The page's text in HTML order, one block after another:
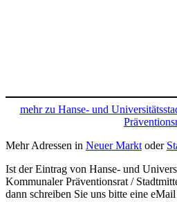
mehr zu Hanse- und
Mehr Adressen in Neuer Markt oder
Ist der Eintrag von Hanse- und
Kommunaler Präventionsrat /
dann schreiben Sie uns bitte eine